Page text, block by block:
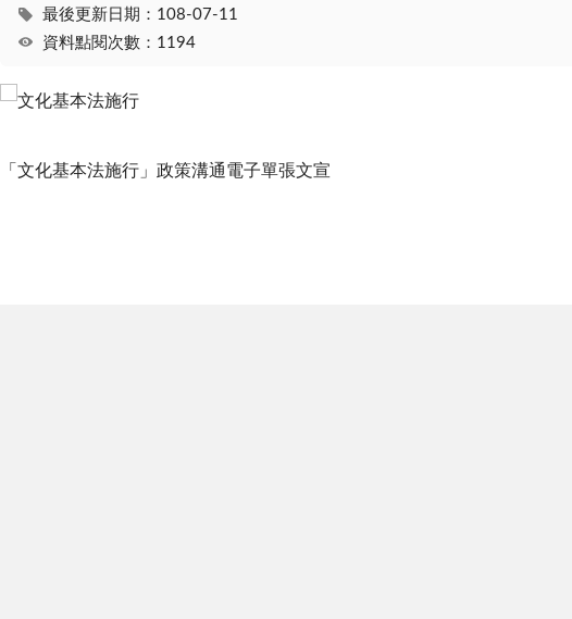
最後更新日期：108-07-11
資料點閱次數：1194
「文化基本法施行」政策溝通電子單張文宣